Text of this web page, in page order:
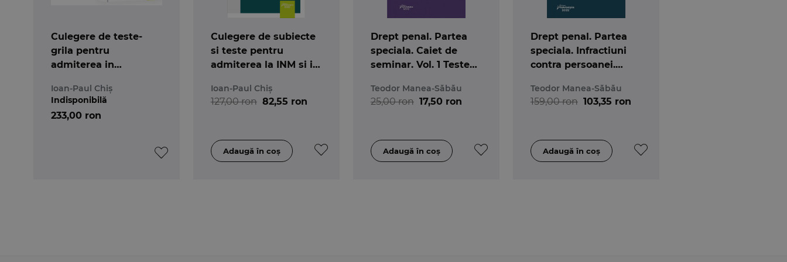
Culegere de teste-
grila pentru
admiterea in
avocatura. Editia a 3-a
Ioan-Paul Chiș
233,00 ron
Indisponibilă
Culegere de subiecte
si teste pentru
admiterea la INM si in
Ioan-Paul Chiș
127,00 ron 82,55 ron
Drept penal. Partea
speciala. Caiet de
seminar. Vol. 1 Teste
Teodor Manea-Săbău
25,00 ron 17,50 ron
Drept penal. Partea
speciala. Infractiuni
contra persoanei.
patrimoniului
Teodor Manea-Săbău
159,00 ron 103,35 ron